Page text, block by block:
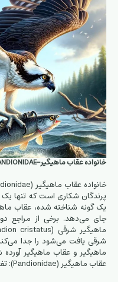
خانواده عقاب ماهیگیر-PANDIONIDAE
جای می‌دهد. برخی از مراجع
شرقی یافت می‌شود را جدا
ماهیگیر و عقاب ماهیگیر
عقاب ماهیگیر (Pandionidae): تغذیه تخصصی از ماهی (ماهی‌خوار…